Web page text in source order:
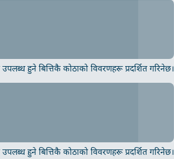
हुने बित्तिकै कोठाको विवरणहरू प्रदर्शित गरिनेछ।
हुने बित्तिकै कोठाको विवरणहरू प्रदर्शित गरिनेछ।